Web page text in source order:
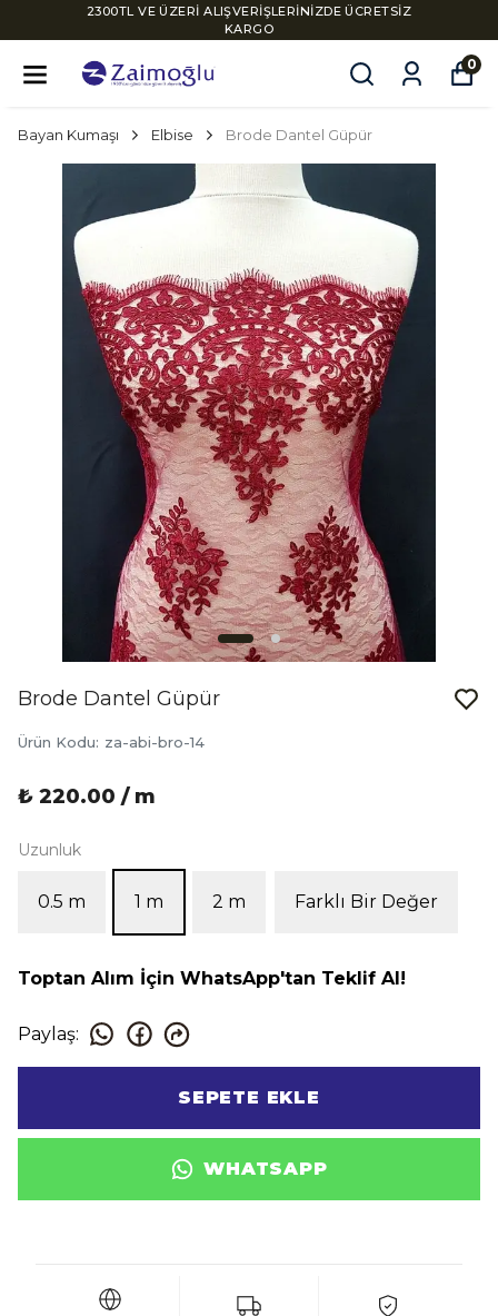
2300TL VE ÜZERİ ALIŞVERİŞLERİNİZDE ÜCRETSİZ
KARGO
0
Bayan Kumaşı Elbise Brode Dantel Güpür
Brode Dantel Güpür
Ürün Kodu: za-abi-bro-14
₺ 220.00 / m
Uzunluk
0.5 m 1 m 2 m Farklı Bir Değer
Toptan Alım İçin WhatsApp'tan Teklif Al!
Paylaş:
SEPETE EKLE
WHATSAPP